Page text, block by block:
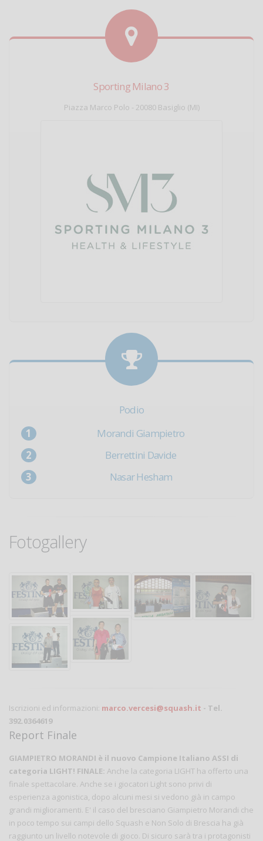
Sporting Milano 3
Piazza Marco Polo - 20080 Basiglio (MI)
Podio
Morandi Giampietro
Berrettini Davide
Nasar Hesham
Fotogallery
Iscrizioni ed informazioni: marco.vercesi@squash.it - Tel.
392.0364619
Report Finale
GIAMPIETRO MORANDI è il nuovo Campione Italiano ASSI di
categoria LIGHT! FINALE: Anche la categoria LIGHT ha offerto una
finale spettacolare. Anche se i giocatori Light sono privi di
esperienza agonistica, dopo alcuni mesi si vedono già in campo
grandi miglioramenti. E' il caso del bresciano Giampietro Morandi che
in poco tempo sui campi dello Squash e Non Solo di Brescia ha già
raggiunto un livello notevole di gioco. Di sicuro sarà tra i protagonisti